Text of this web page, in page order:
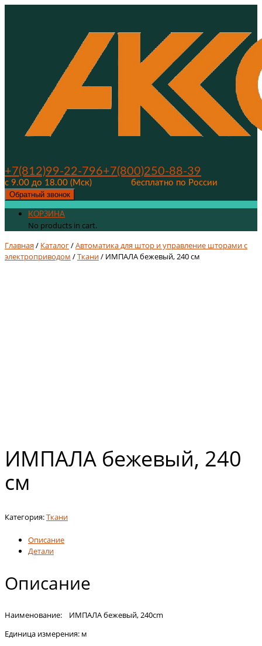
+7(812)99-22-796+7(800)250-88-39
с 9.00 до 18.00 (Мск)
бесплатно по России
Обратный звонок
КОРЗИНА
No products in cart.
Главная/ Каталог/Автоматика для штор и управление шторами с
электроприводом /Ткани/ ИМПАЛА бежевый, 240 см
ИМПАЛА бежевый, 240
см
Категория:Ткани
Описание
Детали
Описание
Наименование: ИМПАЛА бежевый, 240cm
Единица измерения: м